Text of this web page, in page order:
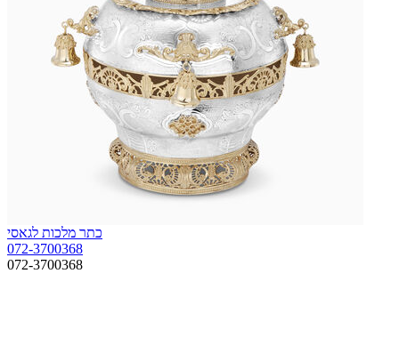
כתר מלכות לגאסי
072-3700368
072-3700368